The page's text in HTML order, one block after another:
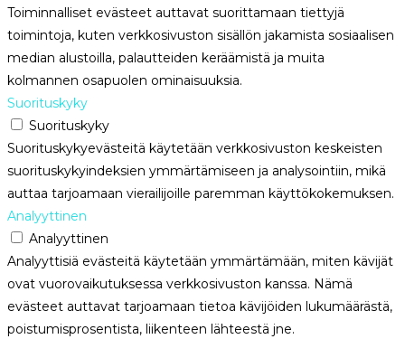
Toiminnalliset evästeet auttavat suorittamaan tiettyjä
toimintoja, kuten verkkosivuston sisällön jakamista sosiaalisen
median alustoilla, palautteiden keräämistä ja muita
kolmannen osapuolen ominaisuuksia.
Suorituskyky
Suorituskyky
Suorituskykyevästeitä käytetään verkkosivuston keskeisten
suorituskykyindeksien ymmärtämiseen ja analysointiin, mikä
auttaa tarjoamaan vierailijoille paremman käyttökokemuksen.
Analyyttinen
Analyyttinen
Analyyttisiä evästeitä käytetään ymmärtämään, miten kävijät
ovat vuorovaikutuksessa verkkosivuston kanssa. Nämä
evästeet auttavat tarjoamaan tietoa kävijöiden lukumäärästä,
poistumisprosentista, liikenteen lähteestä jne.